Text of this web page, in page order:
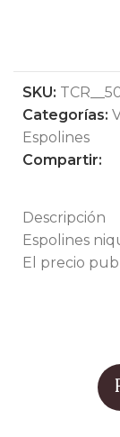
SKU:
Categorías:
Espolines
Compartir:
Descripción
Espolines
El precio